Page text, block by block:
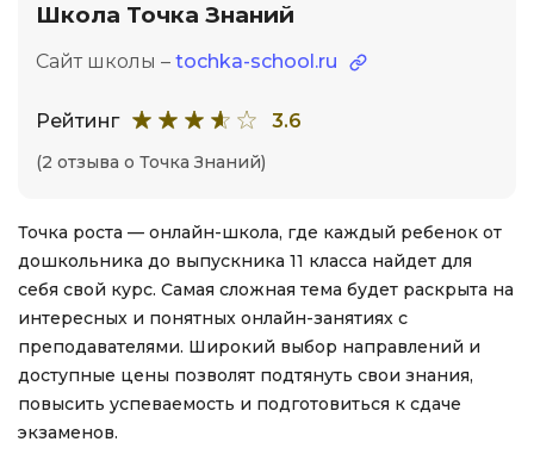
Школа Точка Знаний
Сайт школы – tochka-school.ru
Рейтинг 3.6
(2 отзыва о Точка Знаний)
Точка роста — онлайн-школа, где каждый ребенок от
дошкольника до выпускника 11 класса найдет для
себя свой курс. Самая сложная тема будет раскрыта на
интересных и понятных онлайн-занятиях с
преподавателями. Широкий выбор направлений и
доступные цены позволят подтянуть свои знания,
повысить успеваемость и подготовиться к сдаче
экзаменов.